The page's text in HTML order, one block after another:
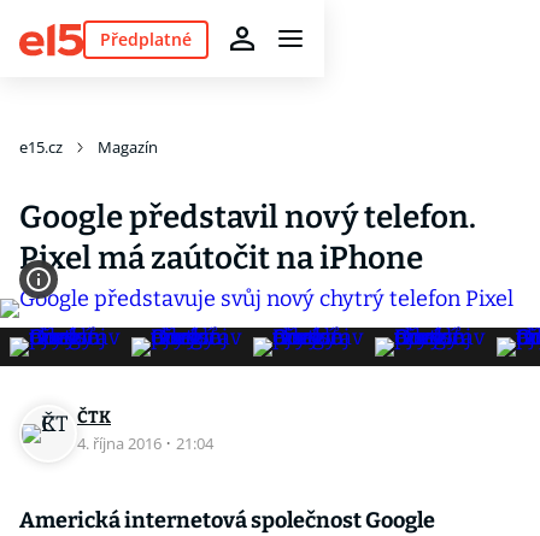
Předplatné
e15.cz Magazín
Google představil nový telefon.
Pixel má zaútočit na iPhone
ČTK
4. října 2016 · 21:04
Americká internetová společnost Google